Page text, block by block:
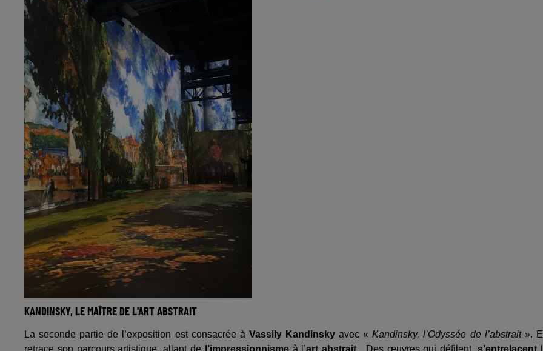
KANDINSKY, LE MAÎTRE DE L'ART ABSTRAIT
La seconde partie de l’exposition est consacrée à Vassily Kandinskyavec «Kandinsky, l’Odyssée de l’abstrait ».
retrace son parcours artistique, allant de
l’impressionnisme à l’art abstrait . Des œuvres qui défilent,s’entrelacent